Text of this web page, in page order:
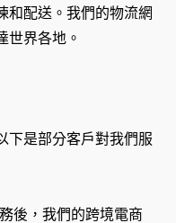
和配送。我們的物流網
世界各地。
下是部分客戶對我們服
後，我們的跨境電商